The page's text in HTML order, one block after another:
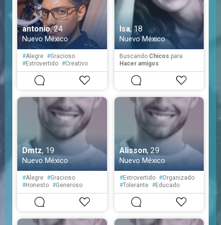
antonio, 24
Nuevo México
#Alegre #Gracioso
#Extrovertido #Creativo
#Tímido #Espontáneo
Isa, 18
Nuevo México
Buscando Chicos para
Hacer amigos
Dmtz, 19
Nuevo México
#Alegre #Gracioso
#Honesto #Generoso
#Tranquilo #Creativo
Sensible
Alisson, 29
Nuevo México
#Extrovertido #Organizado
#Tolerante #Educado
#Servicial #Cortés
Ambicioso